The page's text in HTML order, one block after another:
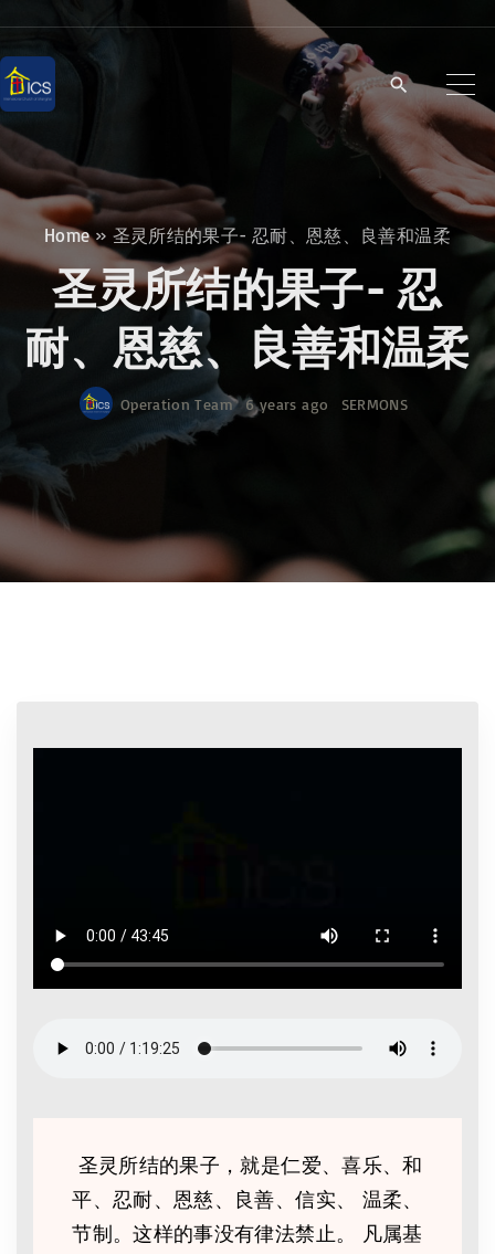
i
p
t
o
o
Home» 圣灵所结的果子- 忍耐、恩慈、良善和温柔
圣灵所结的果子- 忍
耐、恩慈、良善和温柔
Operation Team 6 years ago SERMONS
‬ 圣灵所结的果子，就是仁爱、喜乐、和
平、忍耐、恩慈、良善、信实、 温柔、
节制。这样的事没有律法禁止。 凡属基